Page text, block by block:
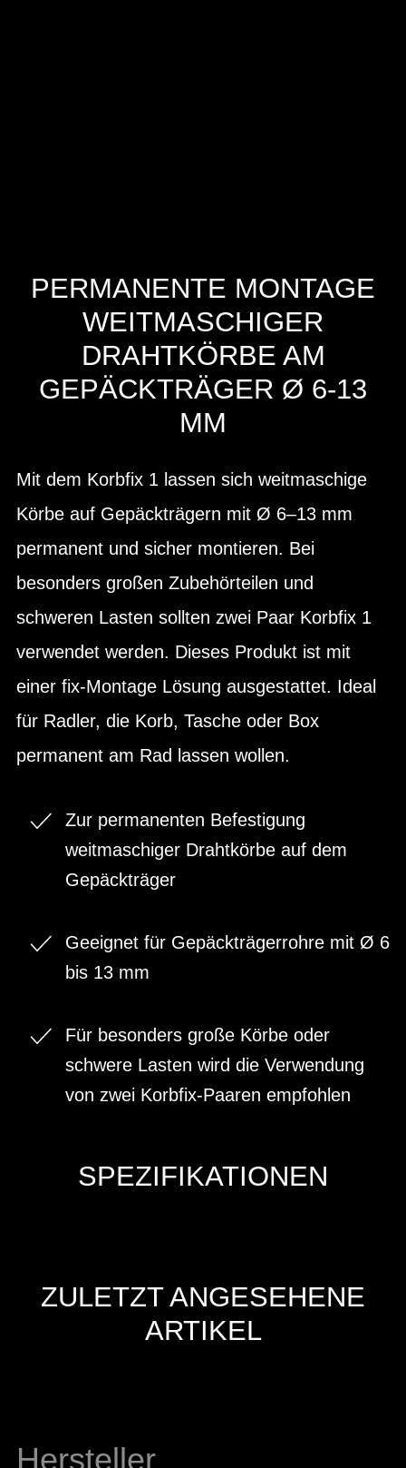
PERMANENTE MONTAGE
WEITMASCHIGER
DRAHTKÖRBE AM
GEPÄCKTRÄGER Ø 6-13
MM
Mit dem Korbfix 1 lassen sich weitmaschige
Körbe auf Gepäckträgern mit Ø 6–13 mm
permanent und sicher montieren. Bei
besonders großen Zubehörteilen und
schweren Lasten sollten zwei Paar Korbfix 1
verwendet werden. Dieses Produkt ist mit
einer fix-Montage Lösung ausgestattet. Ideal
für Radler, die Korb, Tasche oder Box
permanent am Rad lassen wollen.
Zur permanenten Befestigung
weitmaschiger Drahtkörbe auf dem
Gepäckträger
Geeignet für Gepäckträgerrohre mit Ø 6
bis 13 mm
Für besonders große Körbe oder
schwere Lasten wird die Verwendung
von zwei Korbfix-Paaren empfohlen
SPEZIFIKATIONEN
ZULETZT ANGESEHENE
ARTIKEL
Hersteller